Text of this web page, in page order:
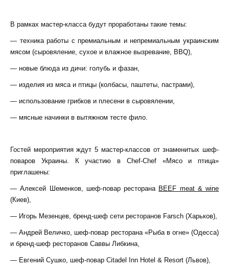
В рамках мастер-класса будут проработаны такие темы:
— техника работы с премиальным и непремиальным украинским
мясом (сыровяление, сухое и влажное вызревание, BBQ),
— новые блюда из дичи: голубь и фазан,
— изделия из мяса и птицы (колбасы, паштеты, пастрами),
— использование грибков и плесени в сыровялении,
— мясные начинки в вытяжном тесте фило.
Гостей мероприятия ждут 5 мастер-классов от знаменитых шеф-
поваров Украины. К участию в Chef-Chef «Мясо и птица»
приглашены:
— Алексей Шеменков, шеф-повар ресторана BEEF meat & wine
(Киев),
— Игорь Мезенцев, бренд-шеф сети ресторанов Farsch (Харьков),
— Андрей Величко, шеф-повар ресторана «Рыба в огне» (Одесса)
и бренд-шеф ресторанов Саввы Либкина,
— Евгений Сушко, шеф-повар Citadel Inn Hotel & Resort (Львов),